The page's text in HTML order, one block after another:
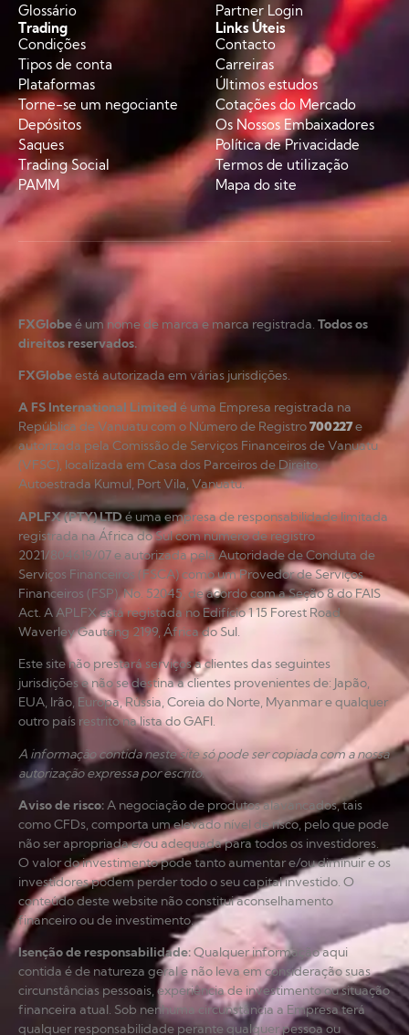
Glossário
Partner Login
Trading
Condições
Tipos de conta
Plataformas
Torne-se um negociante
Depósitos
Saques
Trading Social
PAMM
Links Úteis
Contacto
Carreiras
Últimos estudos
Cotações do Mercado
Os Nossos Embaixadores
Política de Privacidade
Termos de utilização
Mapa do site
FXGlobeé um nome de marca e marca registrada. Todos os
direitos reservados.
FXGlobeestá autorizada em várias jurisdições.
A FS International Limited é uma Empresa registrada na
República de Vanuatu com o Número de Registro700227e
autorizada pela Comissão de Serviços Financeiros de Vanuatu
(VFSC), localizada em Casa dos Parceiros de Direito,
Autoestrada Kumul, Port Vila, Vanuatu.
APLFX (PTY) LTD é uma empresa de responsabilidade limitada
registrada na África do Sul com número de registro
2021/804619/07 e autorizada pela Autoridade de Conduta de
Serviços Financeiros (FSCA) como um Provedor de Serviços
Financeiros (FSP), No. 52045, de acordo com a Seção 8 do FAIS
Act. A APLFX está registada no Edifício 1 15 Forest Road
Waverley Gauteng 2199, África do Sul.
Este site não prestará serviços a clientes das seguintes
jurisdições e não se destina a clientes provenientes de: Japão,
EUA, Irão, Europa, Rússia, Coreia do Norte, Myanmar e qualquer
outro país restrito na lista do GAFI.
A informação contida neste site só pode ser copiada com a nossa
autorização expressa por escrito.
Aviso de risco:A negociação de produtos alavancados, tais
como CFDs, comporta um elevado nível de risco, pelo que pode
não ser apropriada e/ou adequada para todos os investidores.
O valor do investimento pode tanto aumentar e/ou diminuir e os
investidores podem perder todo o seu capital investido. O
conteúdo deste website não constitui aconselhamento
financeiro ou de investimento.
Isenção de responsabilidade:Qualquer informação aqui
contida é de natureza geral e não leva em consideração suas
circunstâncias pessoais, experiência de investimento ou situação
financeira atual. Sob nenhuma circunstância a Empresa terá
qualquer responsabilidade perante qualquer pessoa ou